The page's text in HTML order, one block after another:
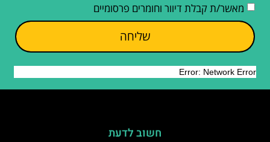
מאשר/ת קבלת דיוור וחומרים פרסומיים
שליחה
חשוב לדעת